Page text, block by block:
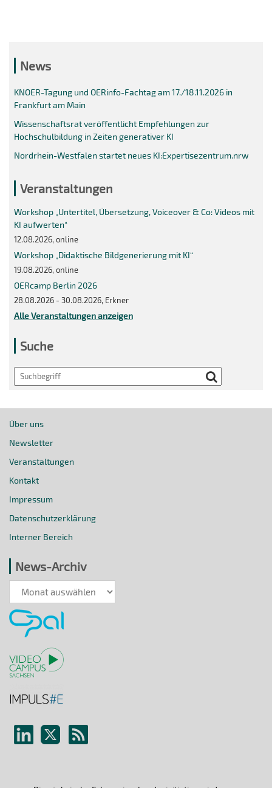
News
KNOER-Tagung und OERinfo-Fachtag am 17./18.11.2026 in
Frankfurt am Main
Wissenschaftsrat veröffentlicht Empfehlungen zur
Hochschulbildung in Zeiten generativer KI
Nordrhein-Westfalen startet neues KI:Expertisezentrum.nrw
Veranstaltungen
Workshop „Untertitel, Übersetzung, Voiceover & Co: Videos mit
KI aufwerten“
12.08.2026, online
Workshop „Didaktische Bildgenerierung mit KI“
19.08.2026, online
OERcamp Berlin 2026
28.08.2026 - 30.08.2026, Erkner
Alle Veranstaltungen anzeigen
Suche
Search
Über uns
Newsletter
Veranstaltungen
Kontakt
Impressum
Datenschutzerklärung
Interner Bereich
News-Archiv
News-
Archiv